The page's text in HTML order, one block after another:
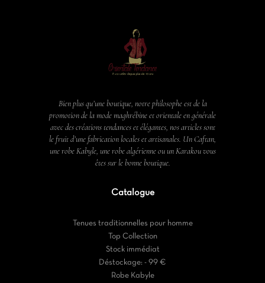
Bien plus qu’une boutique, notre philosophe est de la
promotion de la mode maghrébine et orientale en générale
avec des créations tendances et élégantes, nos articles sont
le fruit d’une fabrication locales et artisanales. Un Caftan,
une robe Kabyle, une robe algérienne ou un Karakou vous
êtes sur le bonne boutique.
Catalogue
Tenues traditionnelles pour homme
Top Collection
Stock immédiat
Déstockage: - 99 €
Robe Kabyle